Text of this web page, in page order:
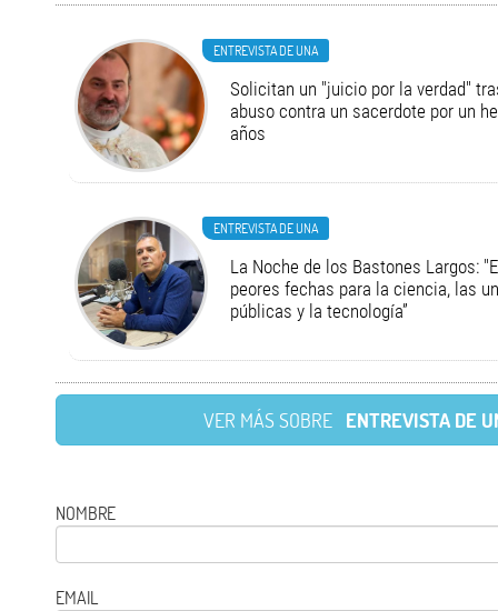
ENTREVISTA DE UNA
Solicitan un "juicio por la verdad"
abuso contra un sacerdote por un
años
ENTREVISTA DE UNA
La Noche de los Bastones Largos:
peores fechas para la ciencia, las
públicas y la tecnología”
VER MÁS SOBRE ENTREVISTA DE
NOMBRE
EMAIL